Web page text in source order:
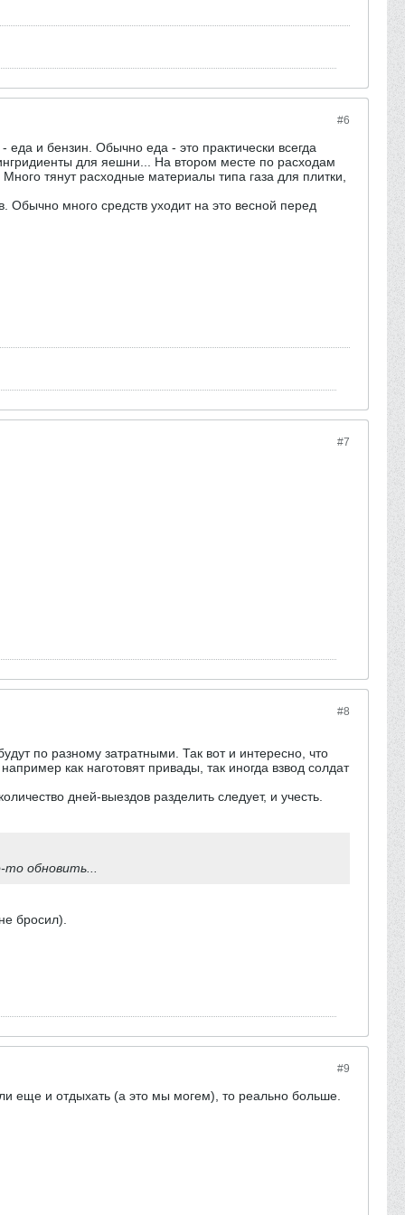
#6
и бензин. Обычно еда - это практически всегда
для яешни... На втором месте по расходам
тянут расходные материалы типа газа для плитки,
Обычно много средств уходит на это весной перед
#7
#8
по разному затратными. Так вот и интересно, что
как наготовят привады, так иногда взвод солдат
дней-выездов разделить следует, и учесть.
обновить...
бросил).
#9
еще и отдыхать (а это мы могем), то реально больше.